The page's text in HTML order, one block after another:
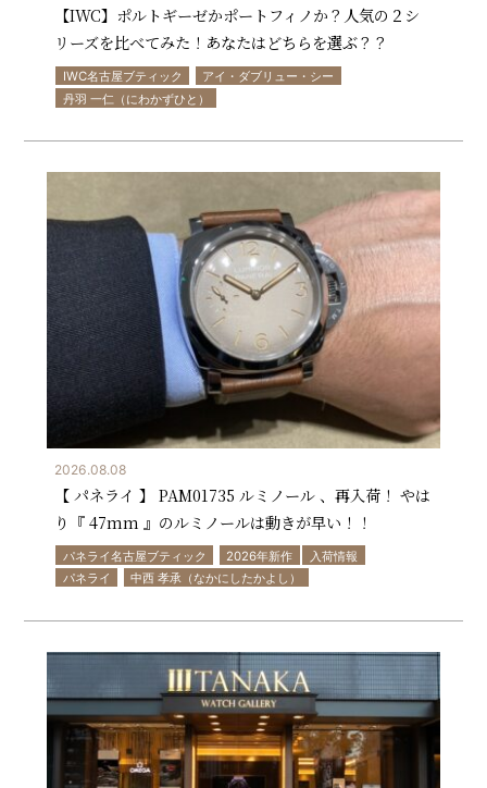
【IWC】ポルトギーゼかポートフィノか？人気の２シ
リーズを比べてみた！あなたはどちらを選ぶ？？
IWC名古屋ブティック
アイ・ダブリュー・シー
丹羽 一仁（にわかずひと）
2026.08.08
【 パネライ 】 PAM01735 ルミノール 、再入荷！ やは
り『 47mm 』のルミノールは動きが早い！！
パネライ名古屋ブティック 2026年新作
入荷情報
パネライ
中西 孝承（なかにしたかよし）